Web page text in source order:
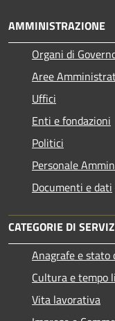
AMMINISTRAZIONE
Organi di
Aree
Uffici
Enti e fondazioni
Politici
Personale
Documenti e dati
CATEGORIE DI
Anagrafe e stato
Cultura e tempo
Vita lavorativa